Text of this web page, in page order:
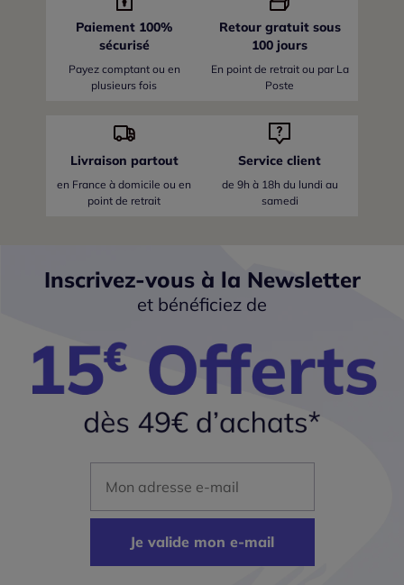
Paiement 100%
sécurisé
Payez comptant ou en
plusieurs fois
Retour gratuit sous
100 jours
En point de retrait ou par La
Poste
Livraison partout
en France à domicile ou en
point de retrait
Service client
de 9h à 18h du lundi au
samedi
Inscrivez-vous à la Newsletter
et bénéficiez de
Je valide mon e-mail